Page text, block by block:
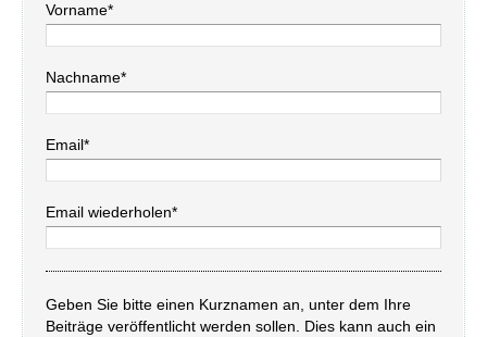
Vorname*
Nachname*
Email*
Email wiederholen*
Geben Sie bitte einen Kurznamen an, unter dem Ihre
Beiträge veröffentlicht werden sollen. Dies kann auch ein